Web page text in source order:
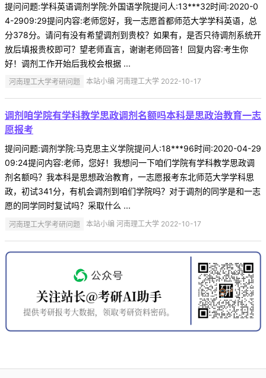
提问问题:学科英语调剂学院:外国语学院提问人:13***32时间:2020-0
4-2909:29提问内容:老师您好，我一志愿首都师范大学学科英语，总
分378分。请问有没有希望调剂到贵校？如果有，是否只待调剂系统开
放后填报贵校即可？望老师直言，谢谢老师回答！回复内容:考生你
好！调剂工作开始后我校会根据 ...
河南理工大学考研问题 本站小编 河南理工大学 2022-10-17
调剂咱学院有学科教学思政调剂名额吗本科是思政治教育一志
愿报考
提问问题:调剂学院:马克思主义学院提问人:18***96时间:2020-04-29
09:24提问内容:老师，您好！我想问一下咱们学院有学科教学思政调
剂名额吗？我本科是思想政治教育，一志愿报考东北师范大学学科思
政，初试341分，有机会调剂到咱们学院吗？对于调剂的同学是和一志
愿的同学同时复试吗？采取什么 ...
河南理工大学考研问题 本站小编 河南理工大学 2022-10-17